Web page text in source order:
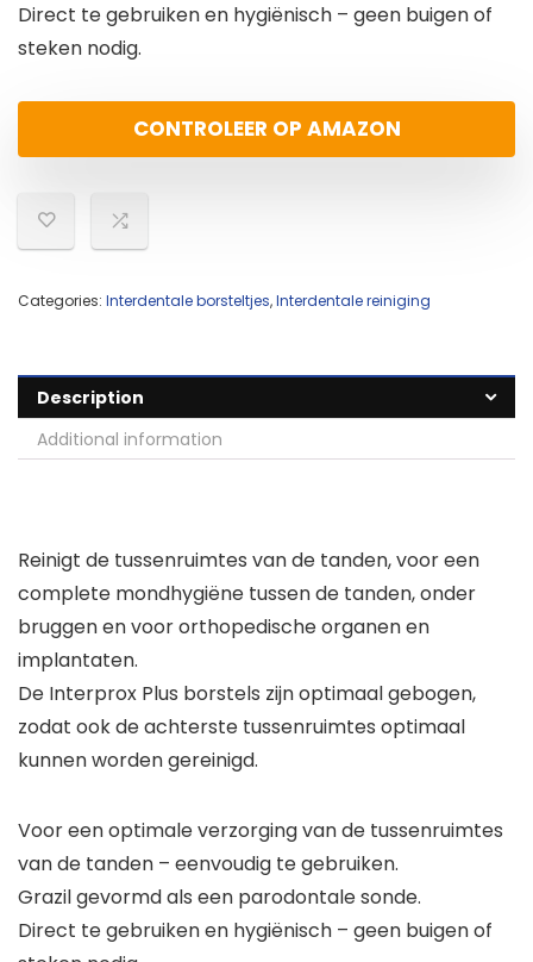
Direct te gebruiken en hygiënisch – geen buigen of
steken nodig.
CONTROLEER OP AMAZON
Categories: Interdentale borsteltjes,Interdentale reiniging
Description
Additional information
Reinigt de tussenruimtes van de tanden, voor een
complete mondhygiëne tussen de tanden, onder
bruggen en voor orthopedische organen en
implantaten.
De Interprox Plus borstels zijn optimaal gebogen,
zodat ook de achterste tussenruimtes optimaal
kunnen worden gereinigd.
Voor een optimale verzorging van de tussenruimtes
van de tanden – eenvoudig te gebruiken.
Grazil gevormd als een parodontale sonde.
Direct te gebruiken en hygiënisch – geen buigen of